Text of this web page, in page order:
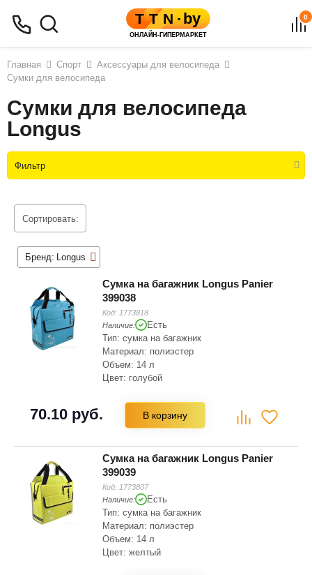
0
Главная Спорт
Аксессуары для велосипеда
Сумки для велосипеда
Сумки для велосипеда
Longus
Фильтр
Сортировать:
Бренд: Longus
Сумка на багажник Longus Panier
399038
Код: 1773818
Наличие:
Есть
Тип: сумка на багажник
Материал: полиэстер
Объем: 14 л
Цвет: голубой
70.10 руб. В корзину
Сумка на багажник Longus Panier
399039
Код: 1773807
Наличие:
Есть
Тип: сумка на багажник
Материал: полиэстер
Объем: 14 л
Цвет: желтый